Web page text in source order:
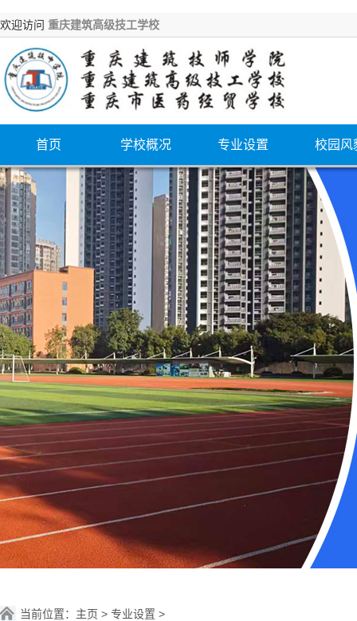
欢迎访问 重庆建筑高级技工学校
首页 学校概况 专业设置 校园风
当前位置： 主页 > 专业设置 >